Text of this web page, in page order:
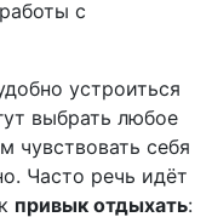
с
устроиться
выбрать любое
чувствовать себя
Часто речь идёт
привык отдыхать: